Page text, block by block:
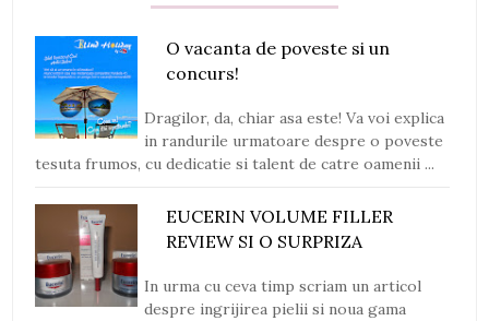
O vacanta de poveste si un
concurs!
Dragilor, da, chiar asa este! Va voi explica
in randurile urmatoare despre o poveste
tesuta frumos, cu dedicatie si talent de catre oamenii ...
EUCERIN VOLUME FILLER
REVIEW SI O SURPRIZA
In urma cu ceva timp scriam un articol
despre ingrijirea pielii si noua gama